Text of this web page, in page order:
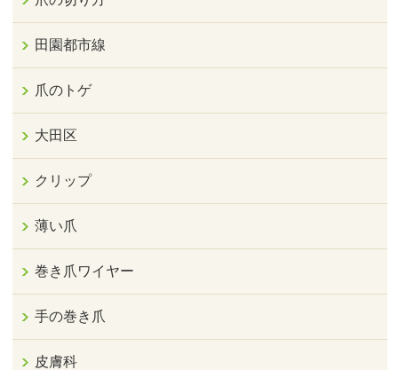
田園都市線
爪のトゲ
大田区
クリップ
薄い爪
巻き爪ワイヤー
手の巻き爪
皮膚科